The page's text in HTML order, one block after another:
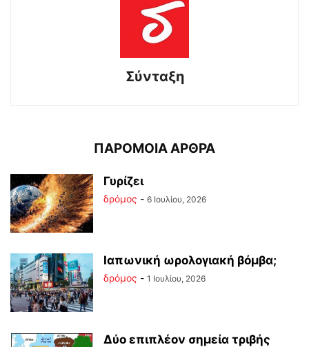
Σύνταξη
ΠΑΡΟΜΟΙΑ ΑΡΘΡΑ
Γυρίζει
δρόμος - 6 Ιουλίου, 2026
Ιαπωνική ωρολογιακή βόμβα;
δρόμος - 1 Ιουλίου, 2026
Δύο επιπλέον σημεία τριβής